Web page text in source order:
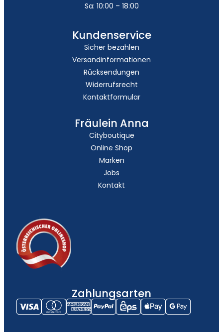
Sa: 10:00 – 18:00
Kundenservice
Sicher bezahlen
Versandinformationen
Rücksendungen
Widerrufsrecht
Kontaktformular
Fräulein Anna
Cityboutique
Online Shop
Marken
Jobs
Kontakt
Zahlungsarten